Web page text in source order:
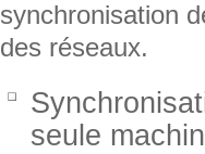
synchronisation
des réseaux.
seule